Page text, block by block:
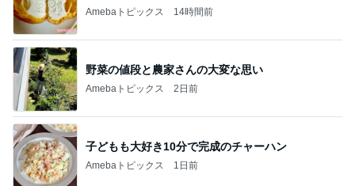
Amebaトピックス 14時間前
野菜の値段と農家さんの大変な思い
Amebaトピックス 2日前
子どもも大好き10分で完成のチャーハン
Amebaトピックス 1日前